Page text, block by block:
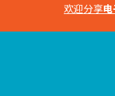
欢迎分享